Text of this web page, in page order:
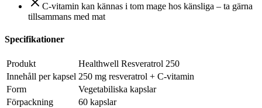
C‑vitamin kan kännas i tom mage hos känsliga – ta gärna
tillsammans med mat
Specifikationer
Produkt
Healthwell Resveratrol 250
Innehåll per kapsel 250 mg resveratrol + C‑vitamin
Form
Vegetabiliska kapslar
Förpackning
60 kapslar